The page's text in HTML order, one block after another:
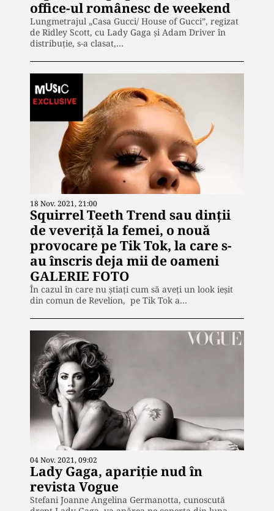
office-ul românesc de weekend
Lungmetrajul „Casa Gucci/ House of Gucci”, regizat
de Ridley Scott, cu Lady Gaga şi Adam Driver în
distribuţie, s-a clasat,…
18 Nov. 2021, 21:00
Squirrel Teeth Trend sau dinții
de veveriță la femei, o nouă
provocare pe Tik Tok, la care s-
au înscris deja mii de oameni
GALERIE FOTO
În cazul în care nu știați cum să aveți un look ieșit
din comun de Revelion, pe Tik Tok a…
04 Nov. 2021, 09:02
Lady Gaga, apariție nud în
revista Vogue
Stefani Joanne Angelina Germanotta, cunoscută